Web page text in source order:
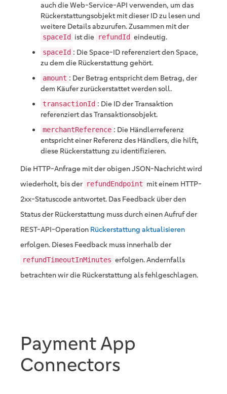
auch die Web-Service-API verwenden, um das
Rückerstattungsobjekt mit dieser ID zu lesen und
weitere Details abzurufen. Zusammen mit der
spaceId ist die refundId eindeutig.
spaceId : Die Space-ID referenziert den Space,
zu dem die Rückerstattung gehört.
amount : Der Betrag entspricht dem Betrag, der
dem Käufer zurückerstattet werden soll.
transactionId : Die ID der Transaktion
referenziert das Transaktionsobjekt.
merchantReference : Die Händlerreferenz
entspricht einer Referenz des Händlers, die hilft,
diese Rückerstattung zu identifizieren.
Die HTTP-Anfrage mit der obigen JSON-Nachricht wird
wiederholt, bis der refundEndpoint mit einem HTTP-
2xx-Statuscode antwortet. Das Feedback über den
Status der Rückerstattung muss durch einen Aufruf der
REST-API-Operation Rückerstattung aktualisieren
erfolgen. Dieses Feedback muss innerhalb der
refundTimeoutInMinutes erfolgen. Andernfalls
betrachten wir die Rückerstattung als fehlgeschlagen.
Payment App
Connectors